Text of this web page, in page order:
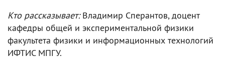
Кто рассказывает:Владимир Сперантов, доцент
кафедры общей и экспериментальной физики
факультета физики и информационных технологий
ИФТИС МПГУ.